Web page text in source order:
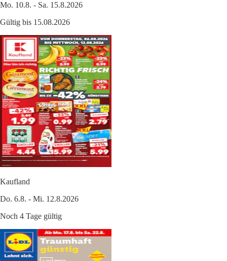
Mo. 10.8. - Sa. 15.8.2026
Gültig bis 15.08.2026
Kaufland
Do. 6.8. - Mi. 12.8.2026
Noch 4 Tage gültig